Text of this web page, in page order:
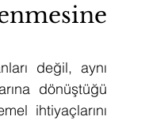
değil, aynı
dönüştüğü
ihtiyaçlarını